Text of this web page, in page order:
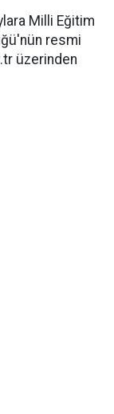
Milli Eğitim
resmi
üzerinden